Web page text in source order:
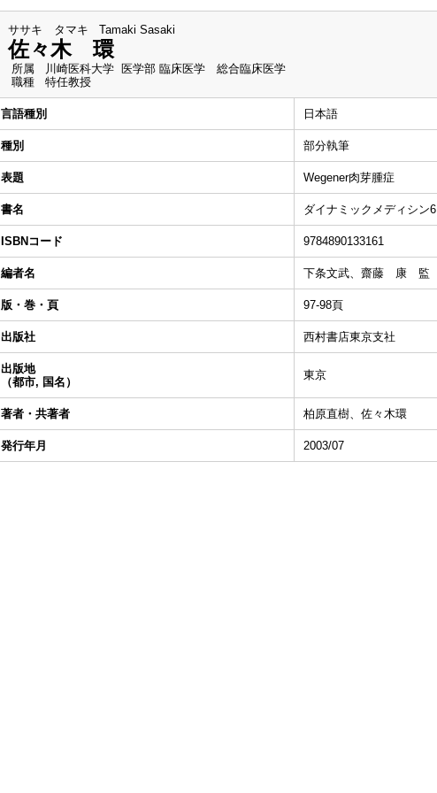
ササキ タマキ Tamaki Sasaki
佐々木 環
所属
川崎医科大学 医学部 臨床医学 総合臨床医学
職種
特任教授
言語種別 日本語
種別 部分執筆
表題 Wegener肉芽腫症
書名 ダイナミックメディシン6
ISBNコード 9784890133161
編者名 下条文武、齋藤 康 監
版・巻・頁 97-98頁
出版社 西村書店東京支社
出版地
（都市, 国名）
東京
著者・共著者 柏原直樹、佐々木環
発行年月 2003/07